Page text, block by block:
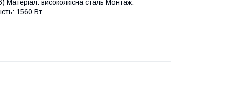
Матеріал: високоякісна сталь Монтаж:
1560 Вт